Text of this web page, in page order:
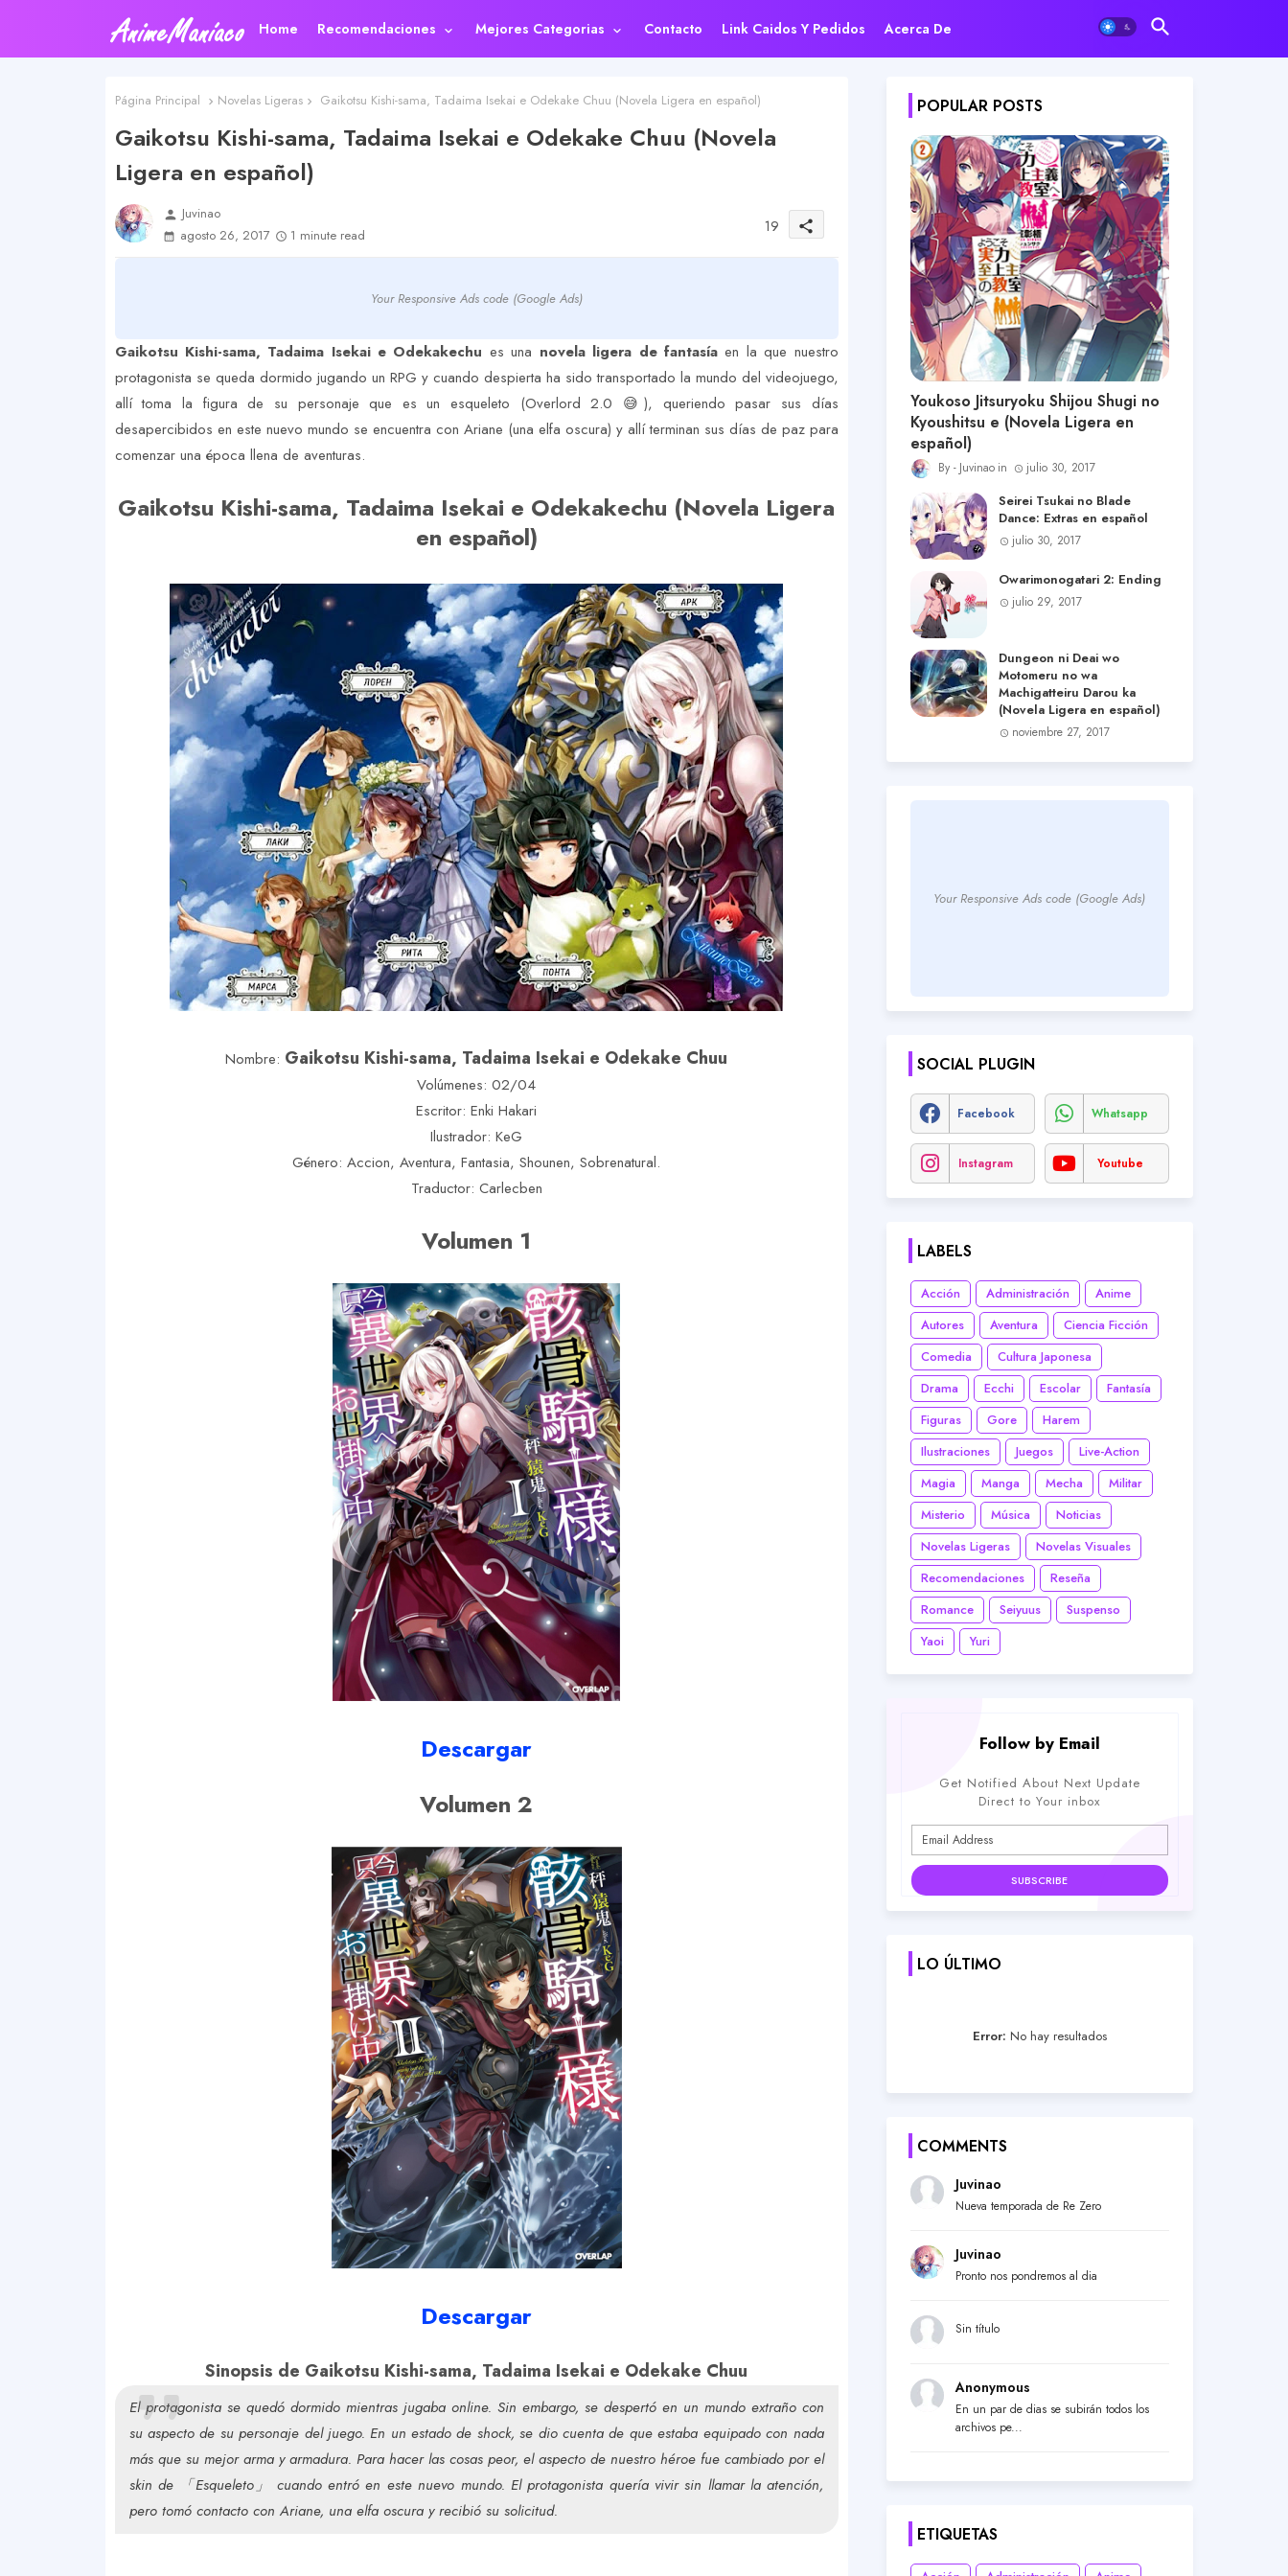
Home Recomendaciones Mejores Categorias Contacto Link Caidos Y Pedidos Acerca De
Página Principal Novelas Ligeras Gaikotsu Kishi-sama, Tadaima Isekai e Odekake Chuu (Novela Ligera en español)
Gaikotsu Kishi-sama, Tadaima Isekai e Odekake Chuu (Novela
Ligera en español)
person Juvinao
agosto 26, 2017
1 minute read 19 share
Your Responsive Ads code (Google Ads)
Gaikotsu Kishi-sama, Tadaima Isekai e Odekakechu es una novela ligera de fantasíaen la que nuestro
protagonista se queda dormido jugando un RPG y cuando despierta ha sido transportado la mundo del videojuego,
allí toma la figura de su personaje que es un esqueleto (Overlord 2.0 😅), queriendo pasar sus días
desapercibidos en este nuevo mundo se encuentra con Ariane (una elfa oscura) y allí terminan sus días de paz para
comenzar una época llena de aventuras.
Gaikotsu Kishi-sama, Tadaima Isekai e Odekakechu (Novela Ligera
en español)
Nombre: Gaikotsu Kishi-sama, Tadaima Isekai e Odekake Chuu
Volúmenes: 02/04
Escritor: Enki Hakari
Ilustrador: KeG
Género: Accion, Aventura, Fantasia, Shounen, Sobrenatural.
Traductor: Carlecben
Volumen 1
Descargar
Volumen 2
Descargar
Sinopsis de Gaikotsu Kishi-sama, Tadaima Isekai e Odekake Chuu
El protagonista se quedó dormido mientras jugaba online. Sin embargo, se despertó en un mundo extraño con
su aspecto de su personaje del juego. En un estado de shock, se dio cuenta de que estaba equipado con nada
más que su mejor arma y armadura. Para hacer las cosas peor, el aspecto de nuestro héroe fue cambiado por el
skin de 「Esqueleto」 cuando entró en este nuevo mundo. El protagonista quería vivir sin llamar la atención,
pero tomó contacto con Ariane, una elfa oscura y recibió su solicitud.
POPULAR POSTS
Youkoso Jitsuryoku Shijou Shugi no
Kyoushitsu e (Novela Ligera en
español)
Juvinao julio 30, 2017
Seirei Tsukai no Blade
Dance: Extras en español
julio 30, 2017
Owarimonogatari 2: Ending
julio 29, 2017
Dungeon ni Deai wo
Motomeru no wa
Machigatteiru Darou ka
(Novela Ligera en español)
noviembre 27, 2017
Your Responsive Ads code (Google Ads)
SOCIAL PLUGIN
Facebook Whatsapp
Instagram Youtube
LABELS
Acción Administración
Anime
Autores
Aventura
Ciencia Ficción
Comedia
Cultura Japonesa
Drama
Ecchi Escolar
Fantasía
Figuras
Gore
Harem
Ilustraciones
Juegos
Live-Action
Magia
Manga Mecha
Militar
Misterio
Música
Noticias
Novelas Ligeras
Novelas Visuales
Recomendaciones
Reseña
Romance
Seiyuus
Suspenso
Yaoi
Yuri
Follow by Email
Get Notified About Next Update
Direct to Your inbox
LO ÚLTIMO
Error: No hay resultados
COMMENTS
Juvinao
Nueva temporada de Re Zero
Juvinao
Pronto nos pondremos al dia
Sin título
Anonymous
En un par de dias se subirán todos los
archivos pe...
ETIQUETAS